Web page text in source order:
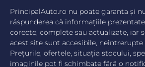
PrincipalAuto.ro nu poate garanta şi
răspunderea că informaţiile
corecte, complete sau actualizate, iar
acest site sunt accesibile, neîntrerupte
Preţurile, ofertele, situaţia stocului,
imaginile pot fi schimbate fără o